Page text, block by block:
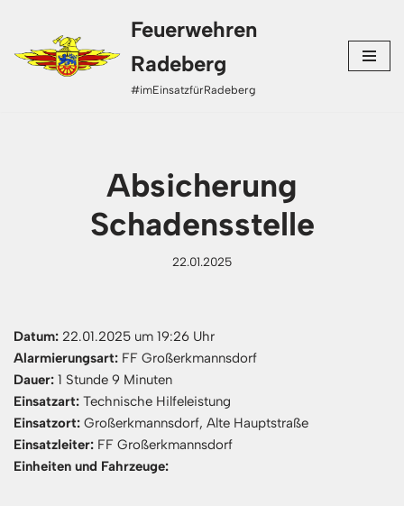
Zum
Inhalt
Feuerwehren
Radeberg
#imEinsatzfürRadeberg
Absicherung
Schadensstelle
22.01.2025
Datum: 22.01.2025 um 19:26 Uhr
Alarmierungsart: FF Großerkmannsdorf
Dauer: 1 Stunde 9 Minuten
Einsatzart: Technische Hilfeleistung
Einsatzort: Großerkmannsdorf, Alte Hauptstraße
Einsatzleiter: FF Großerkmannsdorf
Einheiten und Fahrzeuge: